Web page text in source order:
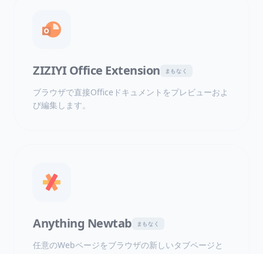
ZIZIYI Office Extension まもなく
ブラウザで直接Officeドキュメントをプレビューおよ
び編集します。
Anything Newtab まもなく
任意のWebページをブラウザの新しいタブページと